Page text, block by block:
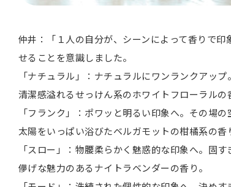
仲井：「１人の自分が、シーンによって香りで
せることを意識しました。
「ナチュラル」：ナチュラルにワンランクアッ
清潔感溢れるせっけん系のホワイトフローラルの
「フランク」：ポワッと明るい印象へ。その場
太陽をいっぱい浴びたベルガモットの柑橘系の香
「スロー」：物腰柔らかく魅惑的な印象へ。固
儚げな魅力のあるナイトラベンダーの香り。